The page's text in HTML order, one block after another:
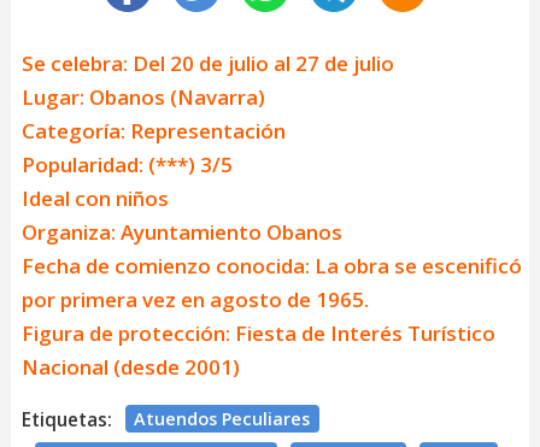
Se celebra: Del 20 de julio al 27 de julio
Lugar: Obanos (Navarra)
Categoría: Representación
Popularidad: (***) 3/5
Ideal con niños
Organiza: Ayuntamiento Obanos
Fecha de comienzo conocida: La obra se escenificó
por primera vez en agosto de 1965.
Figura de protección: Fiesta de Interés Turístico
Nacional (desde 2001)
Etiquetas:
Atuendos Peculiares